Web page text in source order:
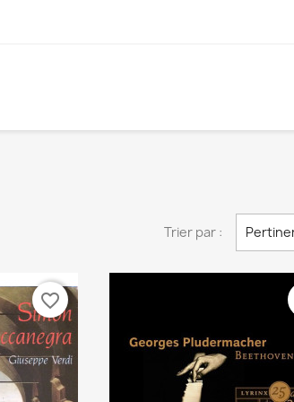
Trier par :
favorite_border